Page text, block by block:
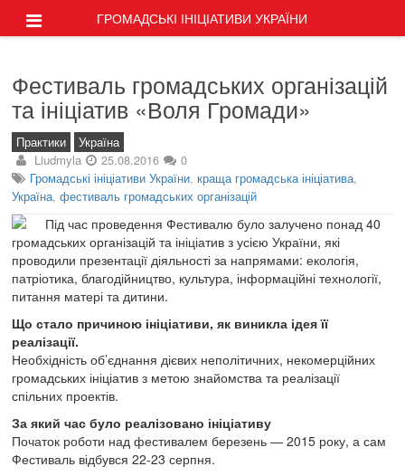
ГРОМАДСЬКІ ІНІЦІАТИВИ УКРАЇНИ
Фестиваль громадських організацій
та ініціатив «Воля Громади»
Практики Україна
Liudmyla 25.08.2016
0
Громадські ініціативи України, краща громадська ініціатива,
Україна, фестиваль громадських організацій
Під час проведення Фестивалю було залучено понад 40
громадських організацій та ініціатив з усією України, які
проводили презентації діяльності за напрямами: екологія,
патріотика, благодійництво, культура, інформаційні технології,
питання матері та дитини.
Що стало причиною ініціативи, як виникла ідея її
реалізації.
Необхідність об’єднання дієвих неполітичних, некомерційних
громадських ініціатив з метою знайомства та реалізації
спільних проектів.
За який час було реалізовано ініціативу
Початок роботи над фестивалем березень — 2015 року, а сам
Фестиваль відбувся 22-23 серпня.